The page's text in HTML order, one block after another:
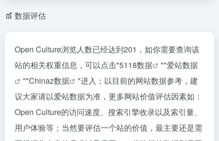
数据评估
Open Culture浏览人数已经达到201，如你需要查询该
站的相关权重信息，可以点击"5118数据 ""爱站数据
""Chinaz数据
"进入；以目前的网站数据参考，建
议大家请以爱站数据为准，更多网站价值评估因素如：
Open Culture的访问速度、搜索引擎收录以及索引量、
用户体验等；当然要评估一个站的价值，最主要还是需